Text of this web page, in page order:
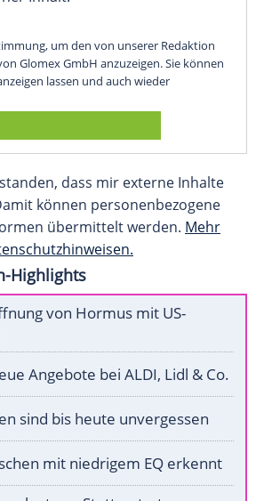
um den von unserer Redaktion
Glomex GmbH anzuzeigen. Sie können
lassen und auch wieder
dass mir externe Inhalte
können personenbezogene
übermittelt werden. Mehr
Highlights
von Hormus mit US-
Angebote bei ALDI, Lidl & Co.
sind bis heute unvergessen
mit niedrigem EQ erkennt